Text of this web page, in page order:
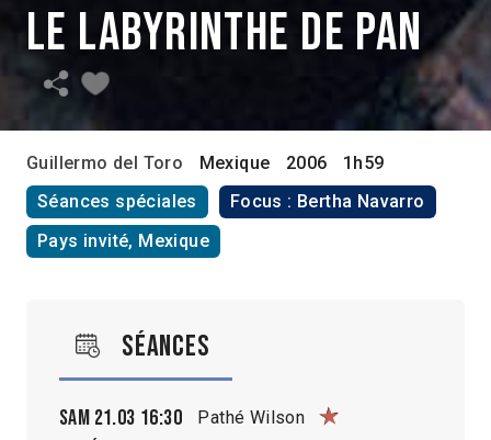
Le Labyrinthe de Pan
Guillermo del Toro Mexique 2006
1h59
Séances spéciales
Focus : Bertha Navarro
Pays invité, Mexique
Séances
Sam 21.03 16:30
Pathé Wilson